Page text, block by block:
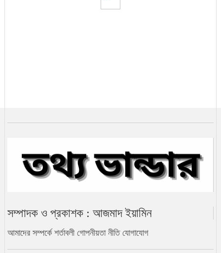
নতুন মন্ত্রিসভার দায়িত্ব তালিকা
বিক্ষোভকারীদের ফাঁসি না দিতে ইরানকে
ট্রাম্পের হুঁশিয়ারি
সম্পাদক ও প্রকাশক : আজমাদ ইয়ামিন
আমাদের সম্পর্কে শর্তাবলী গোপনীয়তা নীতি যোগাযোগ